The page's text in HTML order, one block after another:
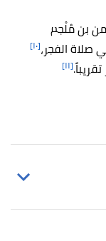
بن مُلْجم
صلاة الفجر،[١٠]
[١١]